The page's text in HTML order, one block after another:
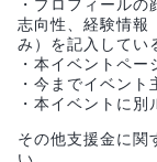
・プロフィールの
志向性、経験情報
み）を記入してい
・本イベントペ
・今までイベン
・本イベントに
その他支援金に関